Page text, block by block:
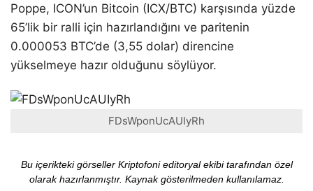
Poppe, ICON’un Bitcoin (ICX/BTC) karşısında yüzde
65’lik bir ralli için hazırlandığını ve paritenin
0.000053 BTC’de (3,55 dolar) direncine
yükselmeye hazır olduğunu söylüyor.
FDsWponUcAUIyRh
Bu içerikteki görseller Kriptofoni editoryal ekibi tarafından özel
olarak hazırlanmıştır. Kaynak gösterilmeden kullanılamaz.